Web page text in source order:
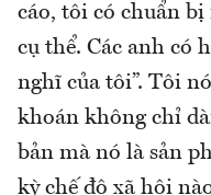
cáo, tôi có chuẩn
cụ thể. Các anh có
nghĩ của tôi”. Tôi
khoán không chỉ
bản mà nó là sản
kỳ chế độ xã hội